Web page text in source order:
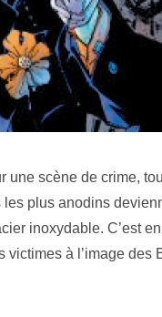
une scène de crime,
plus anodins
inoxydable. C’est
à l’image des